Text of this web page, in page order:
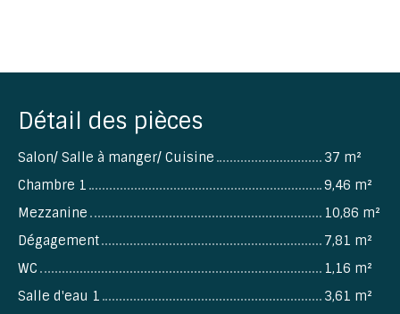
Détail des pièces
Salon/ Salle à manger/ Cuisine
37 m²
Chambre 1
9,46 m²
Mezzanine
10,86 m²
Dégagement
7,81 m²
WC
1,16 m²
Salle d'eau 1
3,61 m²